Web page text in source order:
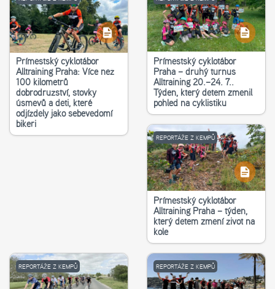
Příměstský cyklotábor
Alltraining Praha: Více než
100 kilometrů
dobrodružství, stovky
úsměvů a děti, které
odjížděly jako sebevědomí
bikeři
Příměstský cyklotábor
Praha – druhý turnus
Alltraining 20.–24. 7..
Týden, který dětem změnil
pohled na cyklistiku
REPORTÁŽE Z KEMPŮ
Příměstský cyklotábor
Alltraining Praha – týden,
který dětem změní život na
kole
REPORTÁŽE Z KEMPŮ REPORTÁŽE Z KEMPŮ